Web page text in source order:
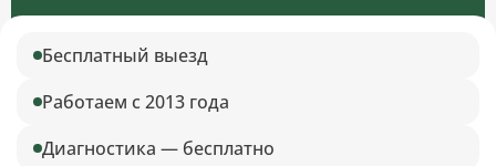
Бесплатный выезд
Работаем с 2013 года
Диагностика — бесплатно